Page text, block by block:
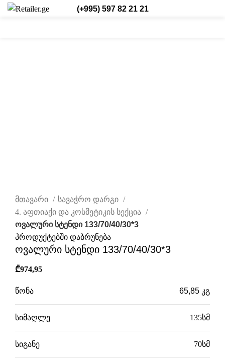
(+995) 597 82 21 21
მთავარი
სავაჭრო დარგი
4. აფთიაქი და კოსმეტიკის სექცია
ოვალური სტენდი 133/70/40/30*3
პროდუქტებში დაბრუნება
ოვალური სტენდი 133/70/40/30*3
₾974,95
წონა 65,85 კგ
სიმაღლე 135სმ
სიგანე 70სმ